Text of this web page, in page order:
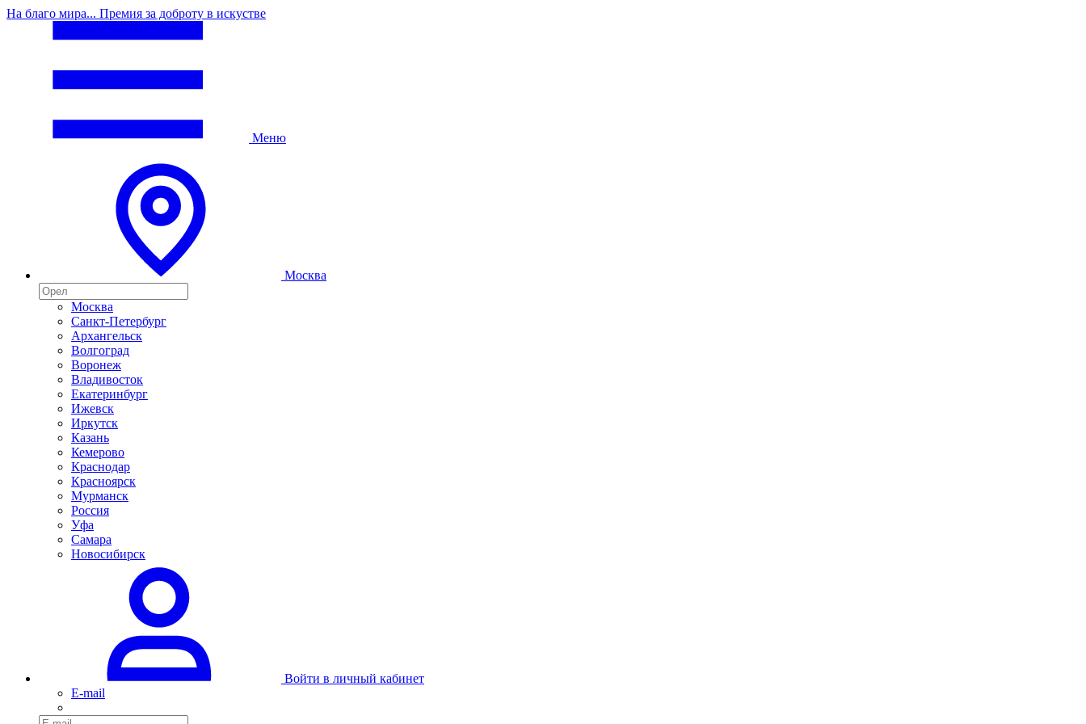
На благо мира... Премия за доброту в искустве
Меню
Москва
Москва
Санкт-Петербург
Архангельск
Волгоград
Воронеж
Владивосток
Екатеринбург
Ижевск
Иркутск
Казань
Кемерово
Краснодар
Красноярск
Мурманск
Россия
Уфа
Самара
Новосибирск
Войти в личный кабинет
E-mail